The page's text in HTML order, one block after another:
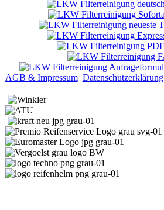
AGB & Impressum Datenschutzerklärung